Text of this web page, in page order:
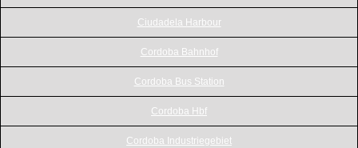
Ciudadela Harbour
Cordoba Bahnhof
Cordoba Bus Station
Cordoba Hbf
Cordoba Industriegebiet